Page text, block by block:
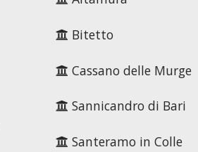
Bitetto
Cassano delle Murge
Sannicandro di Bari
Santeramo in Colle